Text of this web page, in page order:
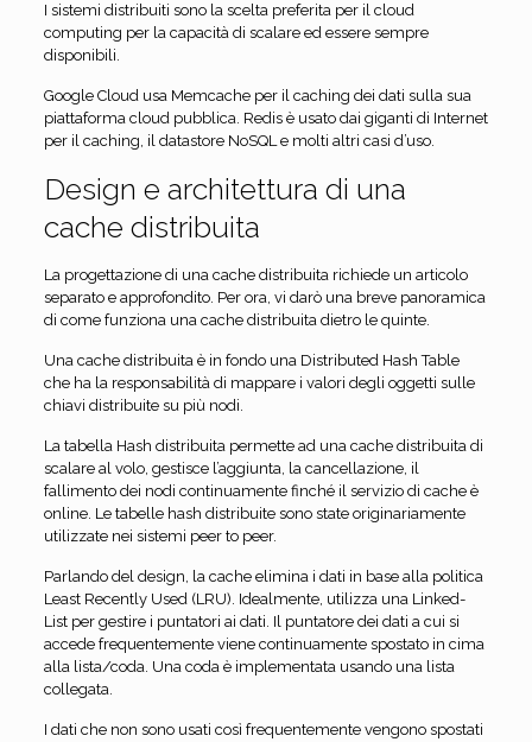
I sistemi distribuiti sono la scelta preferita per il cloud
computing per la capacità di scalare ed essere sempre
disponibili.
Google Cloud usa Memcache per il caching dei dati sulla sua
piattaforma cloud pubblica. Redis è usato dai giganti di Internet
per il caching, il datastore NoSQL e molti altri casi d’uso.
Design e architettura di una
cache distribuita
La progettazione di una cache distribuita richiede un articolo
separato e approfondito. Per ora, vi darò una breve panoramica
di come funziona una cache distribuita dietro le quinte.
Una cache distribuita è in fondo una Distributed Hash Table
che ha la responsabilità di mappare i valori degli oggetti sulle
chiavi distribuite su più nodi.
La tabella Hash distribuita permette ad una cache distribuita di
scalare al volo, gestisce l’aggiunta, la cancellazione, il
fallimento dei nodi continuamente finché il servizio di cache è
online. Le tabelle hash distribuite sono state originariamente
utilizzate nei sistemi peer to peer.
Parlando del design, la cache elimina i dati in base alla politica
Least Recently Used (LRU). Idealmente, utilizza una Linked-
List per gestire i puntatori ai dati. Il puntatore dei dati a cui si
accede frequentemente viene continuamente spostato in cima
alla lista/coda. Una coda è implementata usando una lista
collegata.
I dati che non sono usati così frequentemente vengono spostati